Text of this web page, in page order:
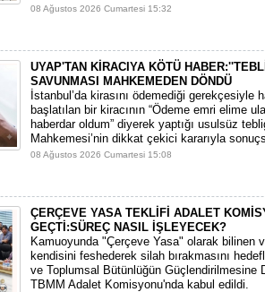
08 Ağustos 2026 Cumartesi 15:32
UYAP'TAN KİRACIYA KÖTÜ
SAVUNMASI MAHKEMEDEN DÖNDÜ
​İstanbul’da kirasını ödemediği gerekçesiyle
başlatılan bir kiracının “Ödeme emri elime
haberdar oldum” diyerek yaptığı usulsüz
Mahkemesi’nin dikkat çekici kararıyla
08 Ağustos 2026 Cumartesi 15:08
ÇERÇEVE YASA TEKLİFİ ADALET
GEÇTİ:SÜREÇ NASIL İŞLEYECEK?
​Kamuoyunda "Çerçeve Yasa" olarak bilinen
kendisini feshederek silah bırakmasını
ve Toplumsal Bütünlüğün Güçlendirilmesine
TBMM Adalet Komisyonu'nda kabul edildi.